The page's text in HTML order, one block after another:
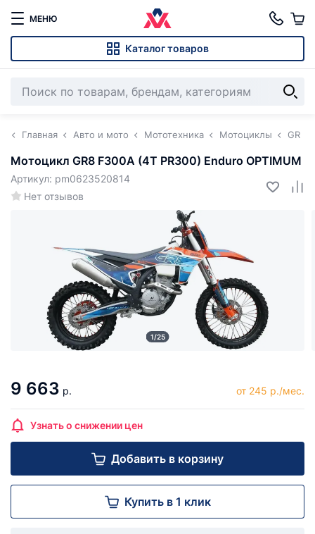
МЕНЮ
Каталог товаров
Главная Авто и мото Мототехника Мотоциклы GR
Мотоцикл GR8 F300A (4T PR300) Enduro OPTIMUM
Нет отзывов
Артикул: pm0623520814
1/25
9 663 р. от 245 р./мес.
Узнать о снижении цен
Добавить в корзину
Купить в 1 клик